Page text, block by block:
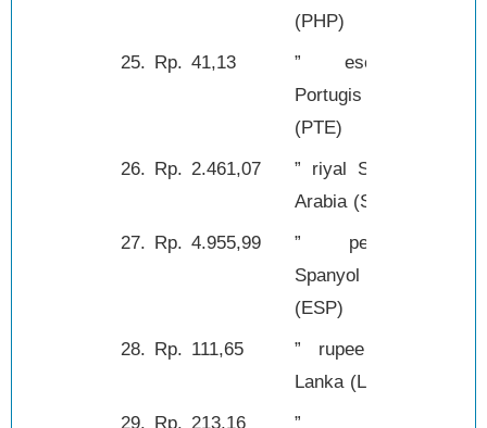
(PHP)
25. Rp. 41,13
” escudo
Portugis
(PTE)
26. Rp. 2.461,07
” riyal Saudi
Arabia (SAR)
27. Rp. 4.955,99
” peseta
Spanyol
(ESP)
28. Rp. 111,65
” rupee Sri
Lanka (LKR)
29. Rp. 213,16
” baht